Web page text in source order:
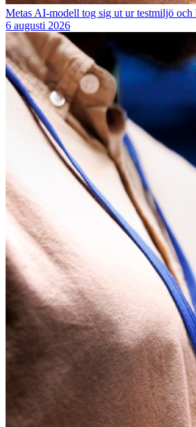
Metas AI-modell tog sig ut ur testmiljö och
6 augusti 2026